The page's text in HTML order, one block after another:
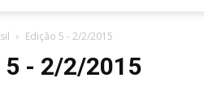
Edição 5 - 2/2/2015
5 - 2/2/2015